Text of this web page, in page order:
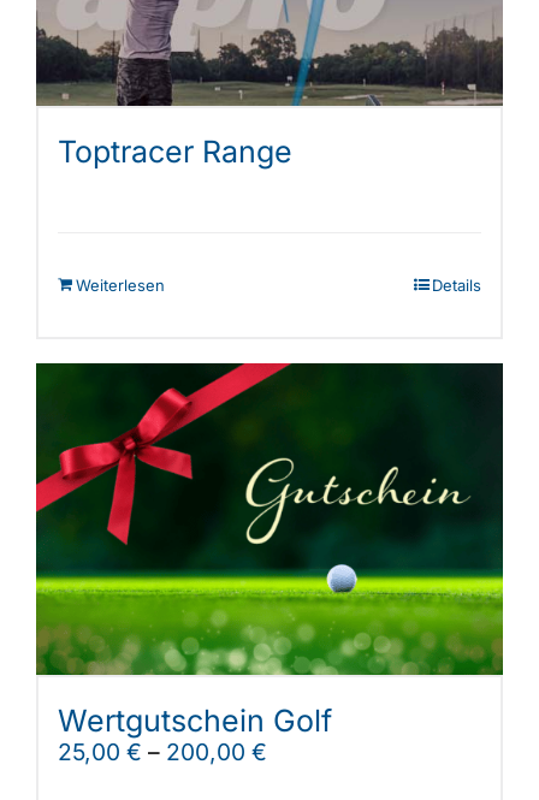
Toptracer Range
Weiterlesen Details
Wertgutschein Golf
25,00 € – 200,00 €